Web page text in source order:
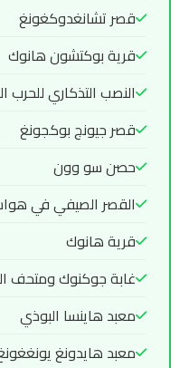
قصر تشانغدوكغونغ
قرية بوكتشون هانوك
النصب التذكاري للحرب
قصر جيونج بوكجونغ
حصن سو وون
القصر الصيفي في
قرية هانوك
غابة جوكنوك ومتحف
معبد هاينسا البوذي
معبد هايدونغ